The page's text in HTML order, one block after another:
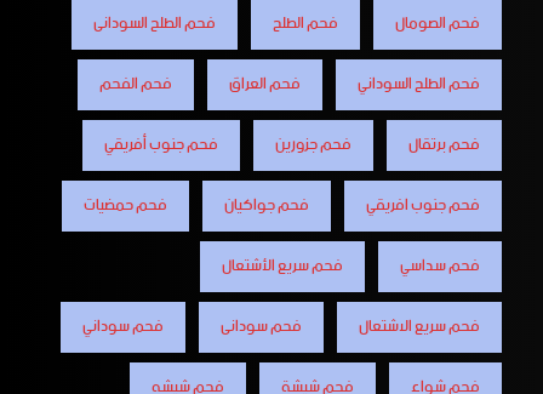
فحم الصومال
فحم الطلح
فحم الطلح السودانى
فحم الطلح السوداني
فحم العراق
فحم الفحم
فحم برتقال
فحم جزورين
فحم جنوب أفريقي
فحم جنوب افريقي
فحم جواكيان
فحم حمضيات
فحم سداسي
فحم سريع الأشتعال
فحم سريع الاشتعال
فحم سودانى
فحم سوداني